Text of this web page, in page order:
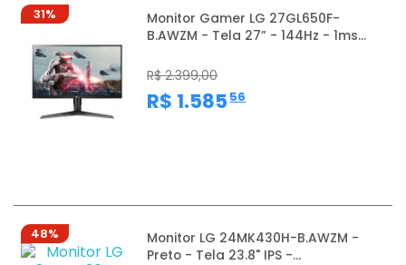
31%
Monitor Gamer LG 27GL650F-
B.AWZM - Tela 27” - 144Hz - 1ms...
R$ 2.399,00
R$ 1.585 ,56
48%
Monitor LG 24MK430H-B.AWZM -
Preto - Tela 23.8" IPS -...